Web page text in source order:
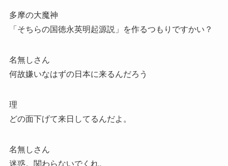
多摩の大魔神
「そちらの国徳永英明起源説」を作るつもりですかい？
名無しさん
何故嫌いなはずの日本に来るんだろう
理
どの面下げて来日してるんだよ。
名無しさん
迷惑。関わらないでくれ。